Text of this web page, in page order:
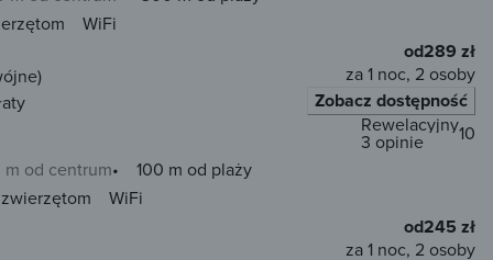
WiFi
od289 zł
za 1 noc, 2 osoby
Zobacz dostępność
m od centrum 100 m od plaży
10
Rewelacyjny
3 opinie
WiFi
od245 zł
za 1 noc, 2 osoby